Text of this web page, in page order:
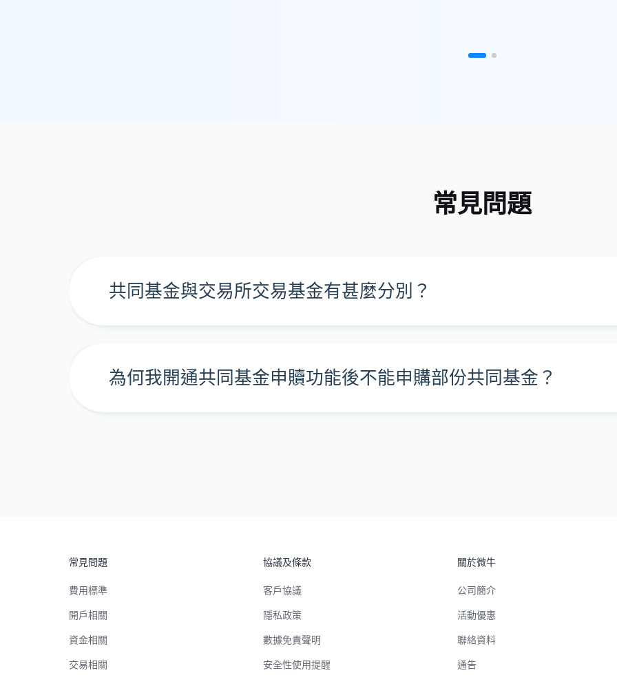
常見問題
共同基金與交易所交易基金有甚麼分別？
為何我開通共同基金申贖功能後不能申購部份共同基金？
常見問題
費用標準
開戶相關
資金相關
交易相關
協議及條款
客戶協議
隱私政策
數據免責聲明
安全性使用提醒
關於微牛
公司簡介
活動優惠
聯絡資料
通告